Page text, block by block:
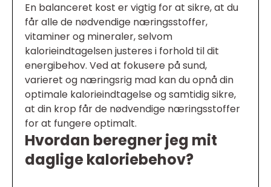
En balanceret kost er vigtig for at sikre, at du
får alle de nødvendige næringsstoffer,
vitaminer og mineraler, selvom
kalorieindtagelsen justeres i forhold til dit
energibehov. Ved at fokusere på sund,
varieret og næringsrig mad kan du opnå din
optimale kalorieindtagelse og samtidig sikre,
at din krop får de nødvendige næringsstoffer
for at fungere optimalt.
Hvordan beregner jeg mit
daglige kaloriebehov?